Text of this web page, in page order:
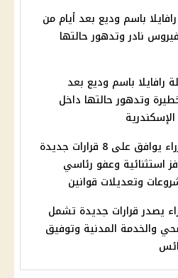
باسم وديع بعد أيام من
نادر وتدهور حالتها
رافايلا باسم وديع بعد
وتدهور حالتها داخل
مجلس الوزراء يوافق على 8 قرارات جديدة
استثنائية وعفو رئاسي
وتعديلات قوانين
يصدر قرارات جديدة تشمل
والخدمة المدنية وتوفيق